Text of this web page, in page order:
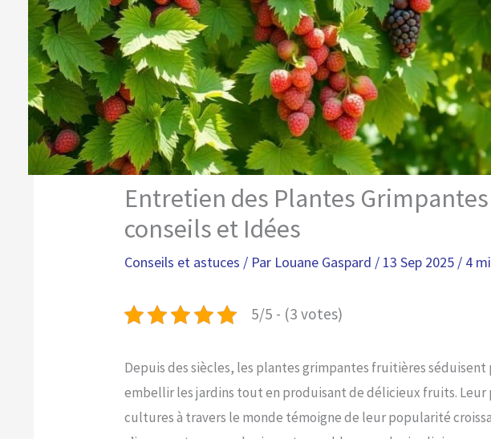
Entretien des Plantes
conseils et Idées
Conseils et astuces / Par Louane Gaspard / 13 Sep 2025 / 4
5/5 - (3 votes)
Depuis des siècles, les plantes grimpantes fruitières
embellir les jardins tout en produisant de délicieux fruits. Leur
cultures à travers le monde témoigne de leur popularité